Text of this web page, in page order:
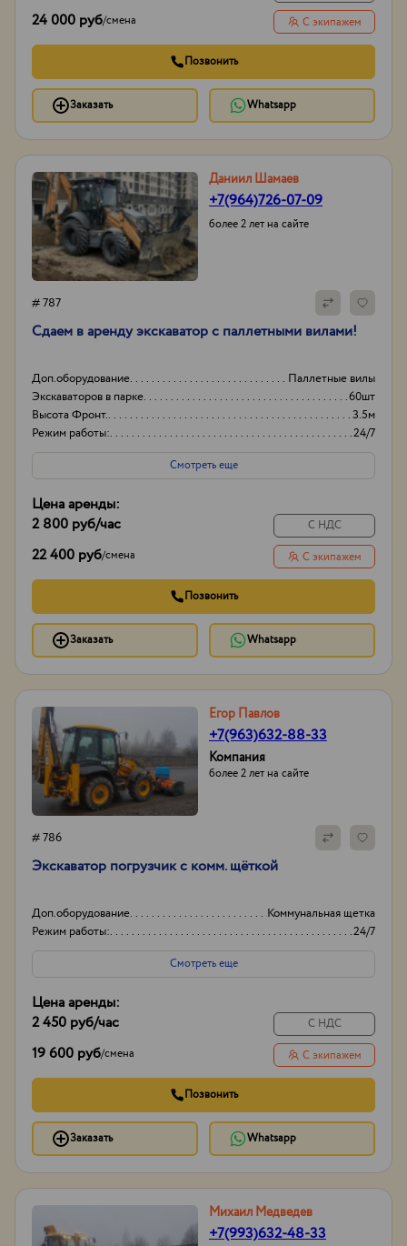
24 000 руб/смена С экипажем
Позвонить
Заказать Whatsapp
Даниил Шамаев
+7(964)726-07-09
более 2 лет на сайте
# 787
Сдаем в аренду экскаватор с паллетными вилами!
Доп.оборудование
Паллетные вилы
Экскаваторов в парке
60шт
Высота Фронт.
3.5м
Режим работы:
24/7
Смотреть еще
Цена аренды:
2 800 руб/час
22 400 руб/смена
С НДС
С экипажем
Позвонить
Заказать Whatsapp
Егор Павлов
+7(963)632-88-33
Компания
более 2 лет на сайте
# 786
Экскаватор погрузчик с комм. щёткой
Доп.оборудование
Коммунальная щетка
Режим работы:
24/7
Смотреть еще
Цена аренды:
2 450 руб/час
19 600 руб/смена
С НДС
С экипажем
Позвонить
Заказать Whatsapp
Михаил Медведев
+7(993)632-48-33